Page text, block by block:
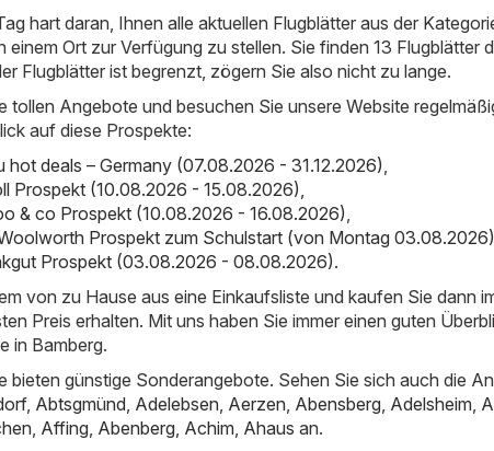
hart daran, Ihnen alle aktuellen Flugblätter aus der
einem Ort zur Verfügung zu stellen. Sie finden 13 Flugblätter
Flugblätter ist begrenzt, zögern Sie also nicht zu lange.
tollen Angebote und besuchen Sie unsere Website
auf diese Prospekte:
hot deals – Germany (07.08.2026 - 31.12.2026)
Prospekt (10.08.2026 - 15.08.2026)
& co Prospekt (10.08.2026 - 16.08.2026)
Prospekt zum Schulstart (von Montag 03.08.2026)
Prospekt (03.08.2026 - 08.08.2026).
von zu Hause aus eine Einkaufsliste und kaufen Sie dann
Preis erhalten. Mit uns haben Sie immer einen guten
in Bamberg.
bieten günstige Sonderangebote. Sehen Sie sich auch die
, Abtsgmünd Adelebsen Aerzen Abensberg Adelsheim
Affing Abenberg Achim Ahaus an.